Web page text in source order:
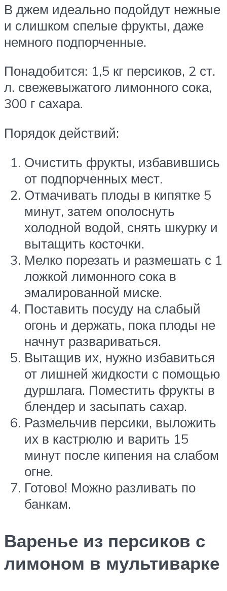
В джем идеально подойдут нежные
и слишком спелые фрукты, даже
немного подпорченные.
Понадобится: 1,5 кг персиков, 2 ст.
л. свежевыжатого лимонного сока,
300 г сахара.
Порядок действий:
Очистить фрукты, избавившись
от подпорченных мест.
Отмачивать плоды в кипятке 5
минут, затем ополоснуть
холодной водой, снять шкурку и
вытащить косточки.
Мелко порезать и размешать с 1
ложкой лимонного сока в
эмалированной миске.
Поставить посуду на слабый
огонь и держать, пока плоды не
начнут развариваться.
Вытащив их, нужно избавиться
от лишней жидкости с помощью
дуршлага. Поместить фрукты в
блендер и засыпать сахар.
Размельчив персики, выложить
их в кастрюлю и варить 15
минут после кипения на слабом
огне.
Готово! Можно разливать по
банкам.
Варенье из персиков с
лимоном в мультиварке